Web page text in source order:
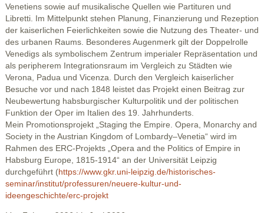
Venetiens sowie auf musikalische Quellen wie Partituren und
Libretti. Im Mittelpunkt stehen Planung, Finanzierung und Rezeption
der kaiserlichen Feierlichkeiten sowie die Nutzung des Theater- und
des urbanen Raums. Besonderes Augenmerk gilt der Doppelrolle
Venedigs als symbolischem Zentrum imperialer Repräsentation und
als peripherem Integrationsraum im Vergleich zu Städten wie
Verona, Padua und Vicenza. Durch den Vergleich kaiserlicher
Besuche vor und nach 1848 leistet das Projekt einen Beitrag zur
Neubewertung habsburgischer Kulturpolitik und der politischen
Funktion der Oper im Italien des 19. Jahrhunderts.
Mein Promotionsprojekt „Staging the Empire. Opera, Monarchy and
Society in the Austrian Kingdom of Lombardy–Venetia“ wird im
Rahmen des ERC-Projekts „Opera and the Politics of Empire in
Habsburg Europe, 1815-1914“ an der Universität Leipzig
durchgeführt (https://www.gkr.uni-leipzig.de/historisches-
seminar/institut/professuren/neuere-kultur-und-
ideengeschichte/erc-projekt